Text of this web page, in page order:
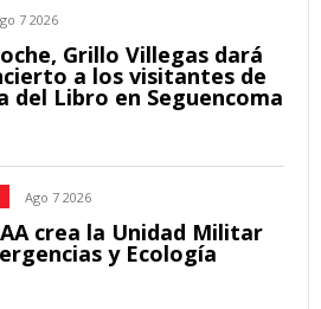
7 2026
Grillo Villegas dará
a los visitantes de
del Libro en Seguencoma
Ago 7 2026
crea la Unidad Militar
y Ecología